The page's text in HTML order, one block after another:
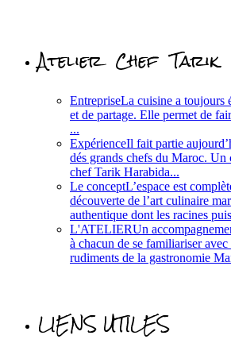
Atelier Chef Tarik
EntrepriseLa cuisine a toujours
et de partage. Elle permet de
...
ExpérienceIl fait partie
dés grands chefs du Maroc. Un
chef Tarik Harabida...
Le conceptL’espace est
découverte de l’art culinaire
authentique dont les racines
L'ATELIERUn
à chacun de se familiariser
rudiments de la gastronomie
LIENS UTILES